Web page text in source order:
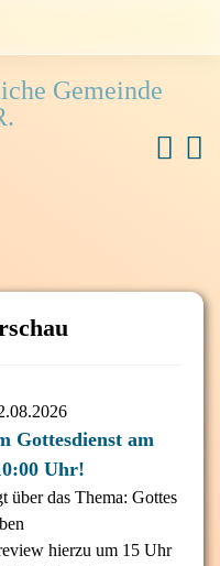
Gottesdienst am
Uhr!
über das Thema: Gottes
hierzu um 15 Uhr